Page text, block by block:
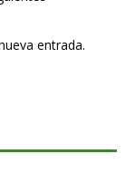
entrada.